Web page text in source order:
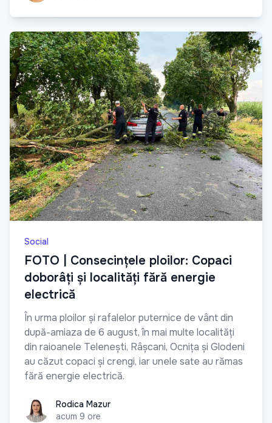
Social
FOTO | Consecințele ploilor: Copaci
doborâți și localități fără energie
electrică
În urma ploilor și rafalelor puternice de vânt din
după-amiaza de 6 august, în mai multe localități
din raioanele Telenești, Râșcani, Ocnița și Glodeni
au căzut copaci și crengi, iar unele sate au rămas
fără energie electrică.
Rodica MazurRodica Mazur
acum 9 ore